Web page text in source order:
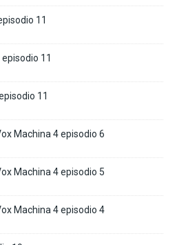
11
11
11
Machina 4 episodio 6
Machina 4 episodio 5
Machina 4 episodio 4